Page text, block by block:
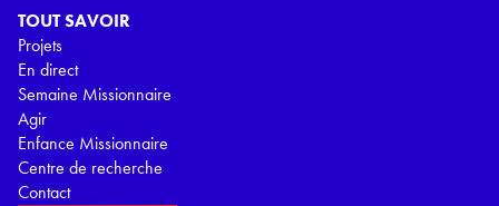
TOUT SAVOIR
Projets
En direct
Semaine Missionnaire
Agir
Enfance Missionnaire
Centre de recherche
Contact